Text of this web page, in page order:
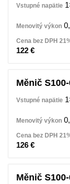
122 €
Měnič
126 €
Měnič